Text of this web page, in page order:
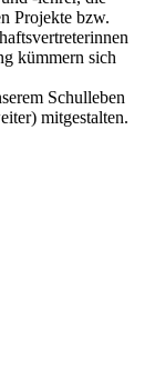
Projekte bzw.
kümmern sich
Schulleben
mitgestalten.